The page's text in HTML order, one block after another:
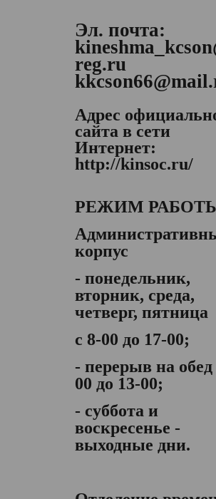
Эл. почта:
reg.ru
Адрес
сайта в сети
Интернет:
http://kinsoc.ru/
РЕЖИМ
корпус
- понедельник,
вторник, среда,
четверг, пятница
с 8-00 до 17-00;
- перерыв на обед
00 до 13-00;
- суббота и
воскресенье -
выходные дни.